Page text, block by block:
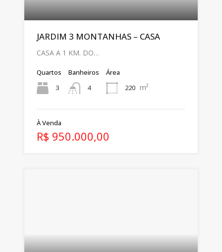
JARDIM 3 MONTANHAS – CASA
CASA A 1 KM. DO…
Quartos
3
Banheiros
4
Área
220 m²
À Venda
R$ 950.000,00